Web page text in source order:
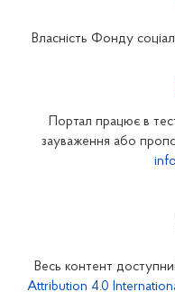
Закарпатське відділення
Запорізьке відділення
Кіровоградське
Власність Фонду
Портал працює в
зауваження або
Весь контент
Attribution 4.0